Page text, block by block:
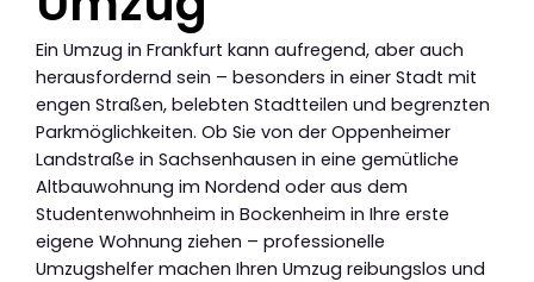
Ein Umzug in Frankfurt kann aufregend, aber auch
herausfordernd sein – besonders in einer Stadt mit
engen Straßen, belebten Stadtteilen und begrenzten
Parkmöglichkeiten. Ob Sie von der Oppenheimer
Landstraße in Sachsenhausen in eine gemütliche
Altbauwohnung im Nordend oder aus dem
Studentenwohnheim in Bockenheim in Ihre erste
eigene Wohnung ziehen – professionelle
Umzugshelfer machen Ihren Umzug reibungslos und